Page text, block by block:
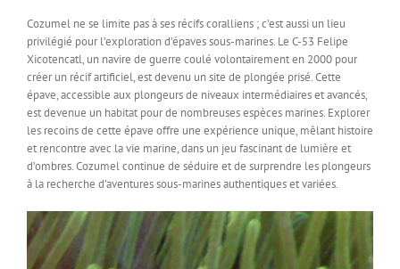
Cozumel ne se limite pas à ses récifs coralliens ; c’est aussi un lieu
privilégié pour l’exploration d’épaves sous-marines. Le C-53 Felipe
Xicotencatl, un navire de guerre coulé volontairement en 2000 pour
créer un récif artificiel, est devenu un site de plongée prisé. Cette
épave, accessible aux plongeurs de niveaux intermédiaires et avancés,
est devenue un habitat pour de nombreuses espèces marines. Explorer
les recoins de cette épave offre une expérience unique, mêlant histoire
et rencontre avec la vie marine, dans un jeu fascinant de lumière et
d’ombres. Cozumel continue de séduire et de surprendre les plongeurs
à la recherche d’aventures sous-marines authentiques et variées.